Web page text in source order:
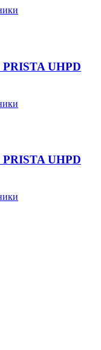
PRISTA UHPD
PRISTA UHPD